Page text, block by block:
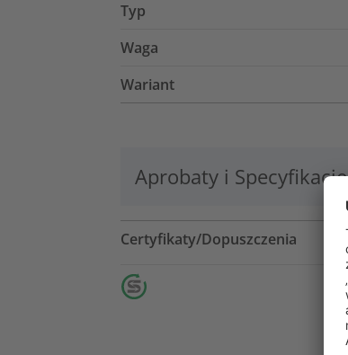
Typ
Waga
Wariant
Aprobaty i Specyfikacje
Certyfikaty/Dopuszczenia